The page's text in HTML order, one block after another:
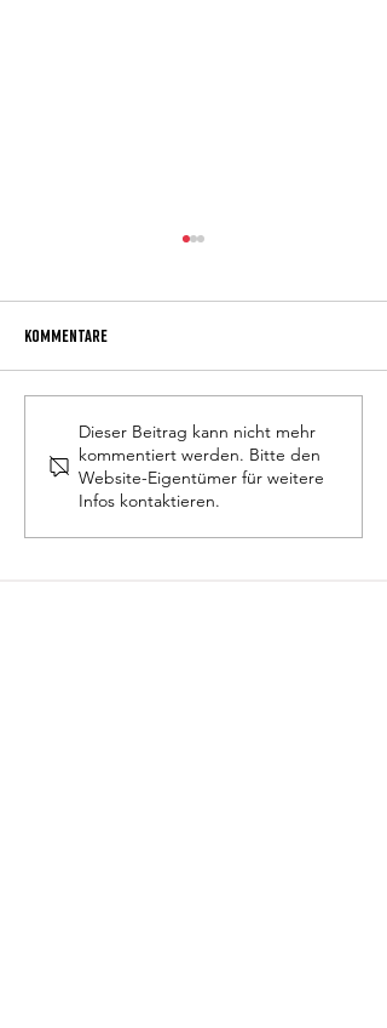
P. Obermüller neuer Direktor
Kommentare
Dieser Beitrag kann nicht mehr
kommentiert werden. Bitte den
Website-Eigentümer für weitere
Infos kontaktieren.